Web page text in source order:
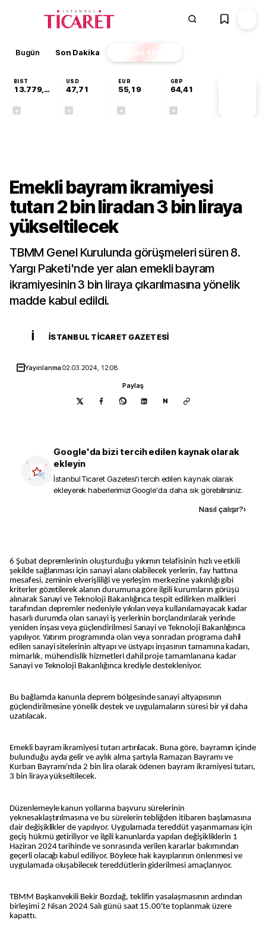
Bugün Son Dakika Finans EKSTRA
BIST
13.779,39
USD
47,71
EUR
55,19
GBP
64,41
Emekli bayram ikramiyesi
tutarı 2 bin liradan 3 bin liraya
yükseltilecek
TBMM Genel Kurulunda görüşmeleri süren 8.
Yargı Paketi'nde yer alan emekli bayram
ikramiyesinin 3 bin liraya çıkarılmasına yönelik
madde kabul edildi.
İ İSTANBUL TICARET GAZETESI
Yayınlanma02.03.2024, 12:08
Paylaş
N
Google'da bizi tercih edilen kaynak olarak
ekleyin
İstanbul Ticaret Gazetesi'i tercih edilen kaynak olarak
ekleyerek haberlerimizi Google'da daha sık görebilirsiniz.
Nasıl çalışır?›
6 Şubat depremlerinin oluşturduğu yıkımın telafisinin hızlı ve etkili
şekilde sağlanması için sanayi alanı olabilecek yerlerin, fay hattına
mesafesi, zeminin elverişliliği ve yerleşim merkezine yakınlığı gibi
kriterler gözetilerek alanın durumuna göre ilgili kurumların görüşü
alınarak Sanayi ve Teknoloji Bakanlığınca tespit edilirken malikleri
tarafından depremler nedeniyle yıkılan veya kullanılamayacak kadar
hasarlı durumda olan sanayi iş yerlerinin borçlandırılarak yerinde
yeniden inşası veya güçlendirilmesi Sanayi ve Teknoloji Bakanlığınca
yapılıyor. Yatırım programında olan veya sonradan programa dahil
edilen sanayi sitelerinin altyapı ve üstyapı inşasının tamamına kadarı,
mimarlık, mühendislik hizmetleri dahil proje tamamlanana kadar
Sanayi ve Teknoloji Bakanlığınca krediyle destekleniyor.
Bu bağlamda kanunla deprem bölgesinde sanayi altyapısının
güçlendirilmesine yönelik destek ve uygulamaların süresi bir yıl daha
uzatılacak.
Emekli bayram ikramiyesi tutarı artırılacak. Buna göre, bayramın içinde
bulunduğu ayda gelir ve aylık alma şartıyla Ramazan Bayramı ve
Kurban Bayramı'nda 2 bin lira olarak ödenen bayram ikramiyesi tutarı,
3 bin liraya yükseltilecek.
Düzenlemeyle kanun yollarına başvuru sürelerinin
yeknesaklaştırılmasına ve bu sürelerin tebliğden itibaren başlamasına
dair değişiklikler de yapılıyor. Uygulamada tereddüt yaşanmaması için
geçiş hükmü getiriliyor ve ilgili kanunlarda yapılan değişikliklerin 1
Haziran 2024 tarihinde ve sonrasında verilen kararlar bakımından
geçerli olacağı kabul ediliyor. Böylece hak kayıplarının önlenmesi ve
uygulamada oluşabilecek tereddütlerin giderilmesi amaçlanıyor.
TBMM Başkanvekili Bekir Bozdağ, teklifin yasalaşmasının ardından
birleşimi 2 Nisan 2024 Salı günü saat 15.00'te toplanmak üzere
kapattı.